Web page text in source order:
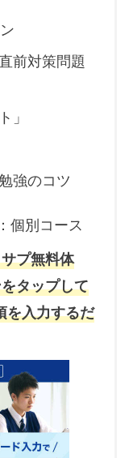
前対策問題
」
強のコツ
個別コース
プ無料体
タップして
を入力するだ